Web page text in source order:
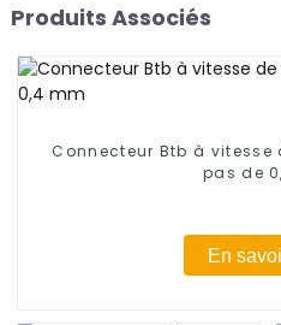
Produits Associés
Connecteur Btb à vitesse
pas de
En